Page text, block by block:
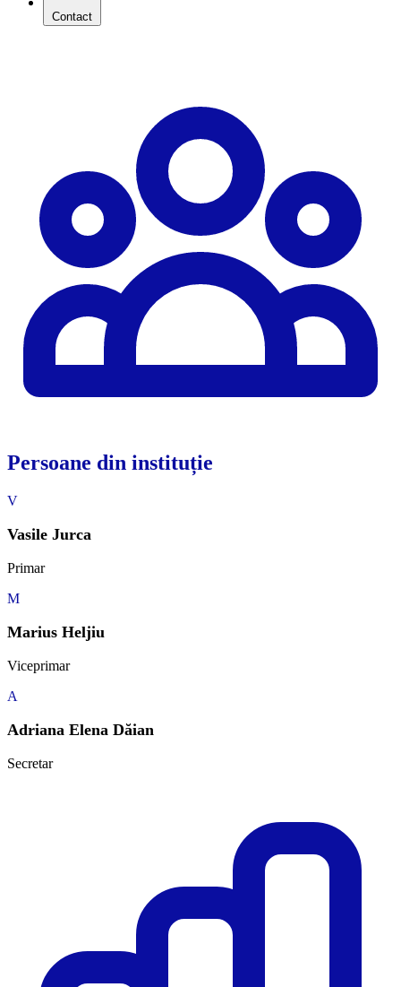
Contact
Persoane din instituție
V
Vasile Jurca
Primar
M
Marius Heljiu
Viceprimar
A
Adriana Elena Dăian
Secretar